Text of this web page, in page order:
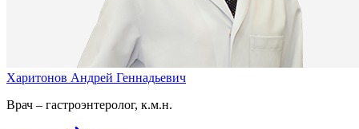
Харитонов Андрей Геннадьевич
Врач – гастроэнтеролог, к.м.н.